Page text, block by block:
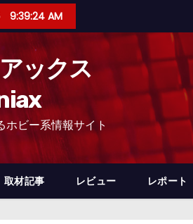
9:39:25 AM
ックス
ホビー系情報サイト
取材記事 レビュー レポート